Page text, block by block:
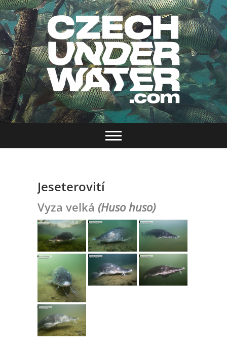
Skip
to
content
CZECH
UNDERWATER
Rostislav Štefánek, fotografie ryb, ryby, sladká
voda, UW fotografie
Jeseterovití
Vyza velká (Huso huso)